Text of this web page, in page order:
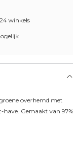
winkels
overhemd met
Gemaakt van 97%